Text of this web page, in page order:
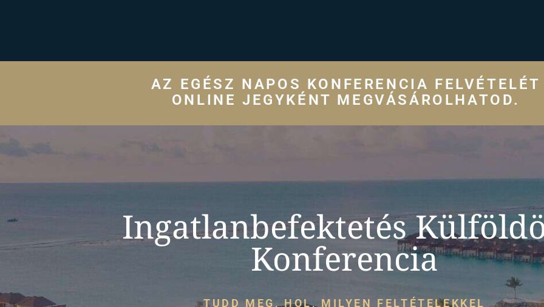
AZ EGÉSZ NAPOS KONFERENCIA FELVÉTELÉT
ONLINE JEGYKÉNT MEGVÁSÁROLHATOD.
Ingatlanbefektetés
Konferencia
TUDD MEG, HOL, MILYEN FELTÉTELEKKEL